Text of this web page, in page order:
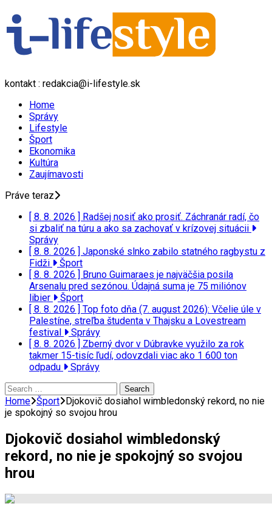
kontakt : redakcia@i-lifestyle.sk
Home
Správy
Lifestyle
Šport
Ekonomika
Kultúra
Zaujímavosti
Práve teraz
[ 8. 8. 2026 ] Radšej nosiť ako prosiť. Záchranár radí, čo
si zbaliť na túru a ako sa zachovať v krízovej situácii
Správy
[ 8. 8. 2026 ] Japonské slnko zabilo statného ragbystu z
Fidži
Šport
[ 8. 8. 2026 ] Bruno Guimaraes je najväčšia posila
Arsenalu pred sezónou. Údajná suma je 75 miliónov
libier
Šport
[ 8. 8. 2026 ] Top foto dňa (7. august 2026): Včelie úle v
Palestíne, streľba študenta v Thajsku a Lovestream
festival
Správy
[ 8. 8. 2026 ] Zberný dvor v Dúbravke využilo za rok
takmer 15-tisíc ľudí, odovzdali viac ako 1 600 ton
odpadu
Správy
Search
for:
Home Šport Djokovič dosiahol wimbledonský rekord, no nie
je spokojný so svojou hrou
Djokovič dosiahol wimbledonský
rekord, no nie je spokojný so svojou
hrou